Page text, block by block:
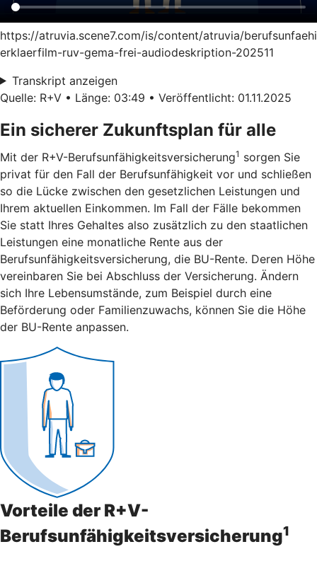
https://atruvia.scene7.com/is/content/atruvia/
erklaerfilm-ruv-gema-frei-audiodeskription-202511
Transkript anzeigen
Quelle: R+V • Länge: 03:49 • Veröffentlicht: 01.11.2025
Ein sicherer Zukunftsplan für alle
Mit der R+V-Berufsunfähigkeitsversicherung1 sorgen Sie
privat für den Fall der Berufsunfähigkeit vor und schließen
so die Lücke zwischen den gesetzlichen Leistungen und
Ihrem aktuellen Einkommen. Im Fall der Fälle bekommen
Sie statt Ihres Gehaltes also zusätzlich zu den staatlichen
Leistungen eine monatliche Rente aus der
Berufsunfähigkeitsversicherung, die BU-Rente. Deren Höhe
vereinbaren Sie bei Abschluss der Versicherung. Ändern
sich Ihre Lebensumstände, zum Beispiel durch eine
Beförderung oder Familienzuwachs, können Sie die Höhe
der BU-Rente anpassen.
Vorteile der R+V-
Berufsunfähigkeitsversicherung1